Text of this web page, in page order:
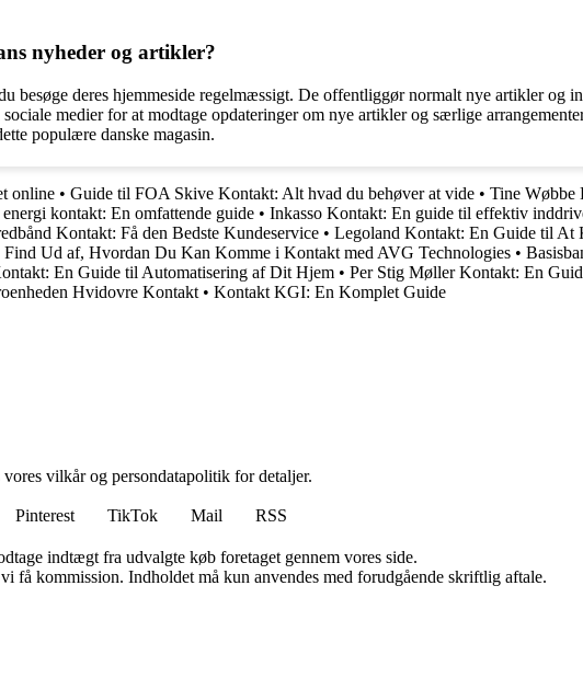
nyheder og artikler?
besøge deres hjemmeside regelmæssigt. De offentliggør normalt nye artikler og
medier for at modtage opdateringer om nye artikler og særlige
populære danske magasin.
online • Guide til FOA Skive Kontakt: Alt hvad du behøver at vide • Tine Wøbbe
kontakt: En omfattende guide • Inkasso Kontakt: En guide til effektiv
Kontakt: Få den Bedste Kundeservice • Legoland Kontakt: En Guide til At
Ud af, Hvordan Du Kan Komme i Kontakt med AVG Technologies •
En Guide til Automatisering af Dit Hjem • Per Stig Møller Kontakt: En
Hvidovre Kontakt • Kontakt KGI: En Komplet Guide
vilkår og persondatapolitik for detaljer.
Pinterest TikTok Mail
RSS
indtægt fra udvalgte køb foretaget gennem vores side.
få kommission. Indholdet må kun anvendes med forudgående skriftlig aftale.